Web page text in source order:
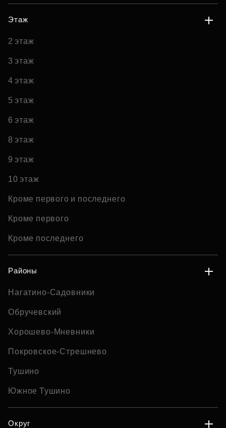
Этаж
2 этаж
3 этаж
4 этаж
5 этаж
6 этаж
8 этаж
9 этаж
10 этаж
Кроме первого и последнего
Кроме первого
Кроме последнего
Районы
Нагатино-Садовники
Обручевский
Хорошево-Мневники
Покровское-Стрешнево
Тушино
Южное Тушино
Округ